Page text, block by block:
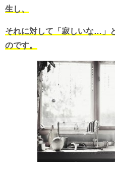
生し、
それに対して「寂しいな…」
のです。